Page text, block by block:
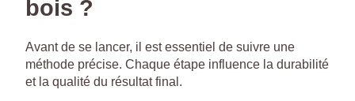
bois ?
Avant de se lancer, il est essentiel de suivre une
méthode précise. Chaque étape influence la durabilité
et la qualité du résultat final.